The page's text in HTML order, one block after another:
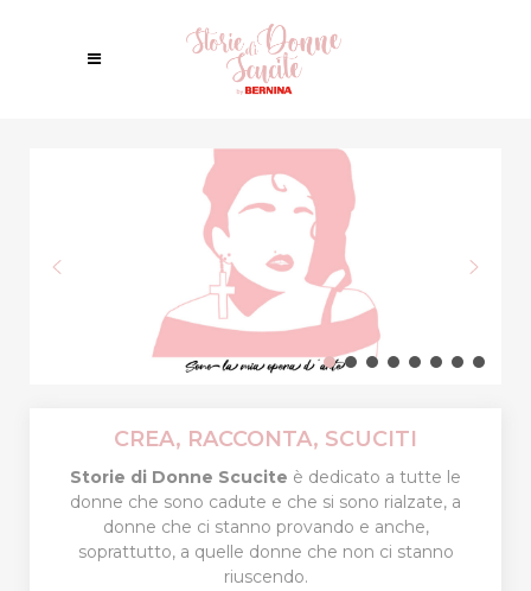
CREA, RACCONTA, SCUCITI
Storie di Donne Scucite è dedicato a tutte le
donne che sono cadute e che si sono rialzate, a
donne che ci stanno provando e anche,
soprattutto, a quelle donne che non ci stanno
riuscendo.